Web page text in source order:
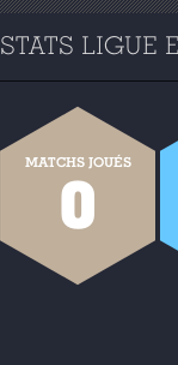
STATS LIGUE
MATCHS JOUÉS
0